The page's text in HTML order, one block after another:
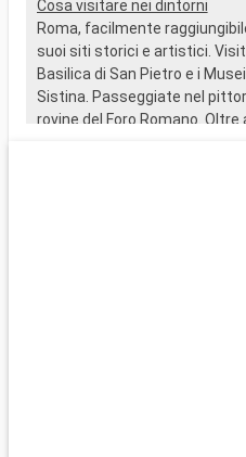
Cosa visitare nei dintorni
Roma, facilmente
suoi siti storici e artistici.
Basilica di San Pietro e i
Sistina. Passeggiate nel
rovine del Foro Romano.